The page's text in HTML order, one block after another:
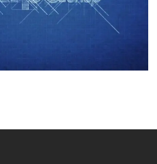
EKIPASHOP
video corporativo